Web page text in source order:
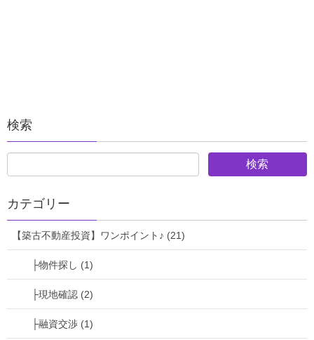
検索
カテゴリー
【築古不動産投資】ワンポイント♪ (21)
├物件探し (1)
├現地確認 (2)
├融資交渉 (1)
自宅で「モニター２台」作業効率化♪
最近リモートワークが
浸透してきてますね。
僕も自宅で仕事をする機会が
増えました。